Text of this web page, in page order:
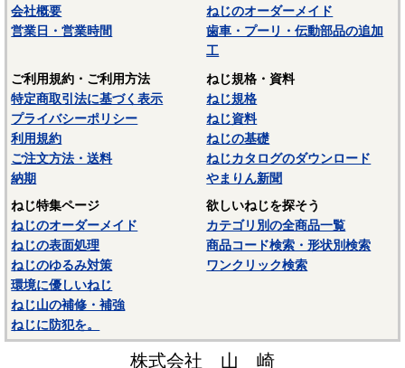
会社概要
営業日・営業時間
ねじのオーダーメイド
歯車・プーリ・伝動部品の追加
工
ご利用規約・ご利用方法
特定商取引法に基づく表示
プライバシーポリシー
利用規約
ご注文方法・送料
納期
ねじ規格・資料
ねじ規格
ねじ資料
ねじの基礎
ねじカタログのダウンロード
やまりん新聞
ねじ特集ページ
ねじのオーダーメイド
ねじの表面処理
ねじのゆるみ対策
環境に優しいねじ
ねじ山の補修・補強
ねじに防犯を。
欲しいねじを探そう
カテゴリ別の全商品一覧
商品コード検索・形状別検索
ワンクリック検索
株式会社 山 崎